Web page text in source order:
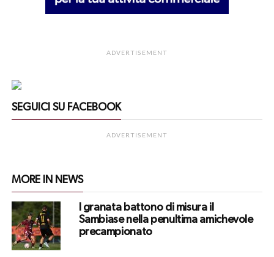
ADVERTISEMENT
SEGUICI SU FACEBOOK
ADVERTISEMENT
MORE IN NEWS
I granata battono di misura il
Sambiase nella penultima amichevole
precampionato